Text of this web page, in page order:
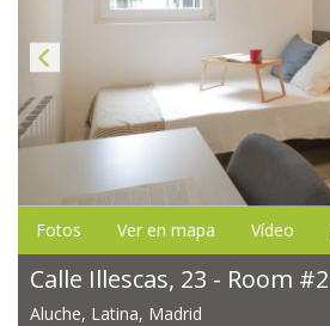
Fotos Ver en mapa Vídeo
Calle Illescas, 23 - Room #2
Aluche, Latina, Madrid